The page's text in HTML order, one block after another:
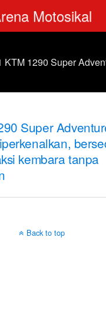
Motosikal
KTM 1290 Super
Super
kembara tanpa
Back to top